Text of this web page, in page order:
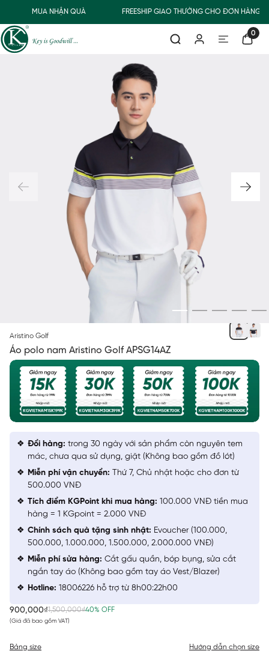
MUA NHẬN QUÀ FREESHIP GIAO THƯỜNG CHO ĐƠN HÀNG
0
Aristino Golf
Áo polo nam Aristino Golf APSG14AZ
900,000₫1,500,000₫40% OFF
(Giá đã bao gồm VAT)
Bảng size Hướng dẫn chọn size
Đổi hàng: trong 30 ngày với sản phẩm còn nguyên tem
mác, chưa qua sử dụng, giặt (Không bao gồm đồ lót)
Miễn phí vận chuyển: Thứ 7, Chủ nhật hoặc cho đơn từ
500.000 VNĐ
Tích điểm KGPoint khi mua hàng: 100.000 VNĐ tiền mua
hàng = 1 KGpoint = 2.000 VNĐ
Chính sách quà tặng sinh nhật: Evoucher (100.000,
500.000, 1.000.000, 1.500.000, 2.000.000 VNĐ)
Miễn phí sửa hàng: Cắt gấu quần, bóp bụng, sửa cắt
ngắn tay áo (Không bao gồm tay áo Vest/Blazer)
Hotline: 18006226 hỗ trợ từ 8h00:22h00